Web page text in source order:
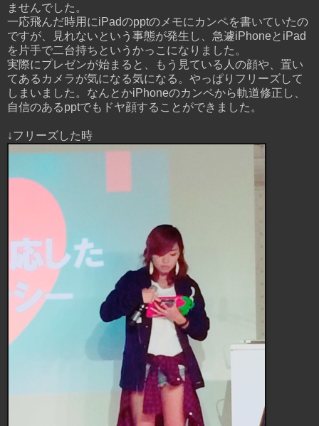
ませんでした。
一応飛んだ時用にiPadのpptのメモにカンペを書いていたの
ですが、見れないという事態が発生し、急遽iPhoneとiPad
を片手で二台持ちというかっこになりました。
実際にプレゼンが始まると、もう見ている人の顔や、置い
てあるカメラが気になる気になる。やっぱりフリーズして
しまいました。なんとかiPhoneのカンペから軌道修正し、
自信のあるpptでもドヤ顔することができました。
↓フリーズした時